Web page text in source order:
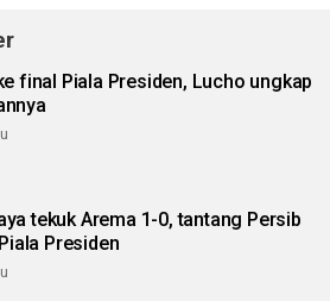
final Piala Presiden, Lucho ungkap
tekuk Arema 1-0, tantang Persib
Presiden